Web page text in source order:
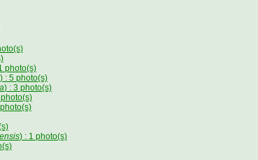
photo(s)
) : 5 photo(s)
) : 3 photo(s)
) : 1 photo(s)